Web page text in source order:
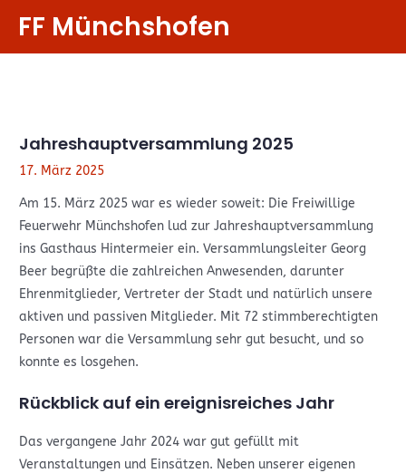
Inhalt
springen
FF Münchshofen
Jahreshauptversammlung 2025
17. März 2025
Am 15. März 2025 war es wieder soweit: Die Freiwillige
Feuerwehr Münchshofen lud zur Jahreshauptversammlung
ins Gasthaus Hintermeier ein. Versammlungsleiter Georg
Beer begrüßte die zahlreichen Anwesenden, darunter
Ehrenmitglieder, Vertreter der Stadt und natürlich unsere
aktiven und passiven Mitglieder. Mit 72 stimmberechtigten
Personen war die Versammlung sehr gut besucht, und so
konnte es losgehen.
Rückblick auf ein ereignisreiches Jahr
Das vergangene Jahr 2024 war gut gefüllt mit
Veranstaltungen und Einsätzen. Neben unserer eigenen